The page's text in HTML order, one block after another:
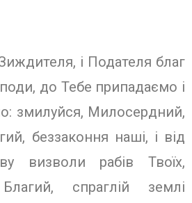
і Подателя благ
до Тебе припадаємо і
змилуйся, Милосердний,
беззаконня наші, і від
визволи рабів Твоїх,
спраглій землі